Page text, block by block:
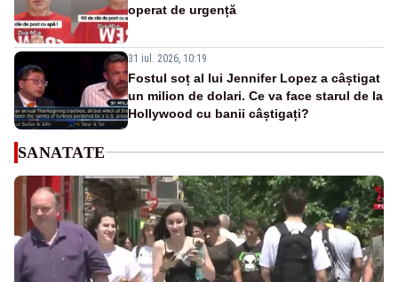
operat de urgență
31 iul. 2026, 10:19
Fostul soț al lui Jennifer Lopez a câștigat
un milion de dolari. Ce va face starul de la
Hollywood cu banii câștigați?
SANATATE